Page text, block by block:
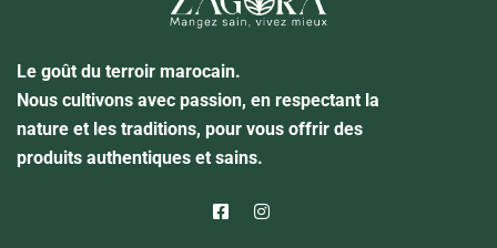
Le goût du terroir marocain.
Nous cultivons avec passion, en respectant la
nature et les traditions, pour vous offrir des
produits authentiques et sains.